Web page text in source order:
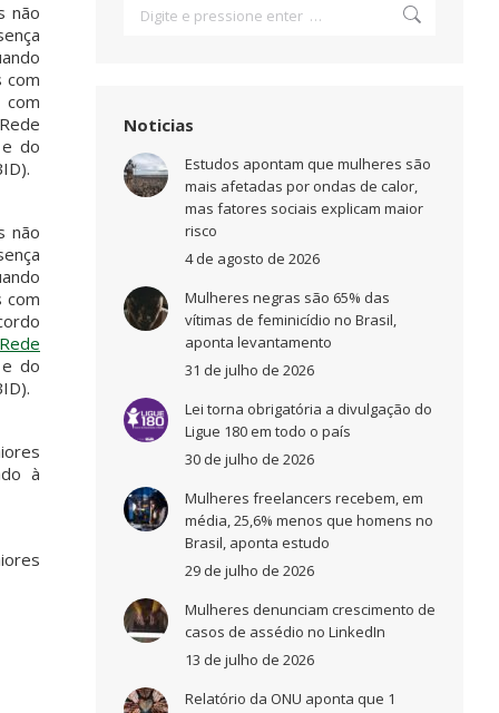
não
com
do
não
com
Rede
do
à
Noticias
Estudos apontam que mulheres são
mais afetadas por ondas de calor,
mas fatores sociais explicam maior
risco
4 de agosto de 2026
Mulheres negras são 65% das
vítimas de feminicídio no Brasil,
aponta levantamento
31 de julho de 2026
Lei torna obrigatória a divulgação do
Ligue 180 em todo o país
30 de julho de 2026
Mulheres freelancers recebem, em
média, 25,6% menos que homens no
Brasil, aponta estudo
29 de julho de 2026
Mulheres denunciam crescimento de
casos de assédio no LinkedIn
13 de julho de 2026
Relatório da ONU aponta que 1